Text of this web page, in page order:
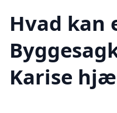
Hvad kan
Karise